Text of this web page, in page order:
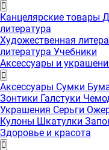
Канцелярские товары
литература
Художественная
литература Учебники
Аксессуары и
Аксессуары Сумки
Зонтики Галстуки
Украшения Серьги
Кулоны Шкатулки
Здоровье и красота